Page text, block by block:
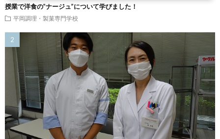
授業で洋食の”ナージュ”について学びました！
平岡調理・製菓専門学校